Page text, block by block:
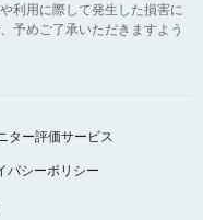
利用に際して発生した損害に
予めご了承いただきますよう
ター評価サービス
バシーポリシー